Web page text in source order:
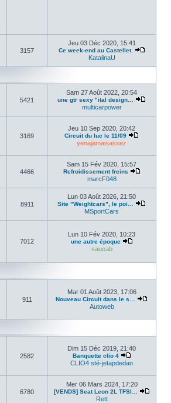
3157
Jeu 03 Déc 2020, 15:41
Ce week-end au Castellet.
KatalinaU
5421
Sam 27 Août 2022, 20:54
une gtr sexy "ital design…
multicarpower
3169
Jeu 10 Sep 2020, 20:42
Circuit du luc le 11/09
yenajamaisassez
4466
Sam 15 Fév 2020, 15:57
Refroidissement freins
marcF048
8911
Lun 03 Août 2026, 21:50
Site "Weightcars", le poi…
MSportCars
7012
Lun 10 Fév 2020, 10:23
une autre époque
saucab
911
Mar 01 Août 2023, 17:06
Nouveau Circuit dans le s…
Autoweb
2582
Dim 15 Déc 2019, 21:40
Banquette clio 4
CLIO4 sté-jetapdedan
6780
Mer 06 Mars 2024, 17:20
[VENDS] Seat Leon 2L TFSI…
Rett